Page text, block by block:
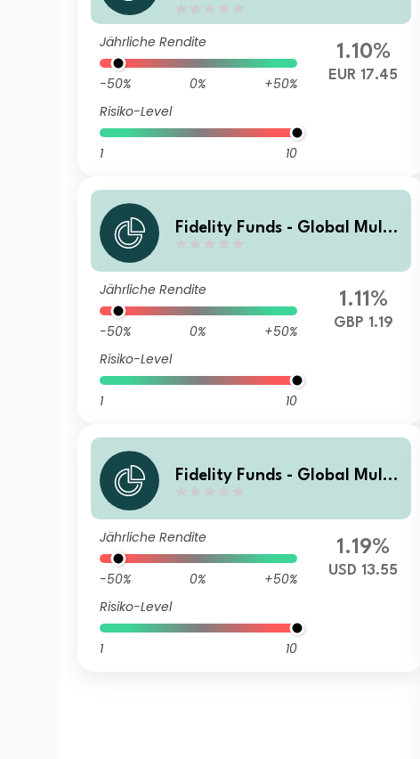
Jährliche Rendite
-50% 0%
+50%
Risiko-Level
1 10
1.10%
EUR 17.45
Fidelity Funds - Global Multi
W-GDIST-GBP
Jährliche Rendite
-50% 0%
+50%
Risiko-Level
1 10
1.11%
GBP 1.19
Fidelity Funds - Global Multi
I-Acc-USD
Jährliche Rendite
-50% 0%
+50%
Risiko-Level
1 10
1.19%
USD 13.55